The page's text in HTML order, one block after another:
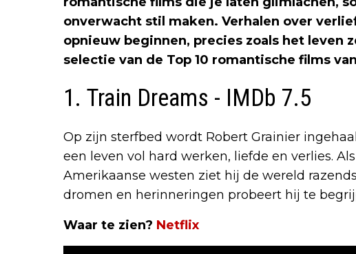
onverwacht stil maken. Verhalen over
opnieuw beginnen, precies zoals het leven
selectie van de Top 10 romantische films
1. Train Dreams - IMDb 7.5
Op zijn sterfbed wordt Robert Grainier
een leven vol hard werken, liefde en verlies.
Amerikaanse westen ziet hij de wereld
dromen en herinneringen probeert hij te
Waar te zien? Netflix